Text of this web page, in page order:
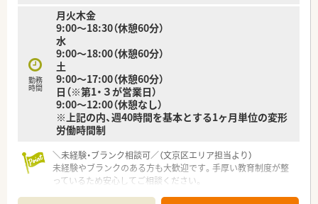
勤務
時間
月火木金
9:00～18:30（休憩60分）
水
9:00～18:00（休憩60分）
土
9:00～17:00（休憩60分）
日（※第1・３が営業日）
9:00～12:00（休憩なし）
※上記の内、週40時間を基本とする1ヶ月単位の変形
労働時間制
＼未経験・ブランク相談可／（文京区エリア担当より）
未経験やブランクのある方も大歓迎です。手厚い教育制度が整
っているため安心してご相談ください。